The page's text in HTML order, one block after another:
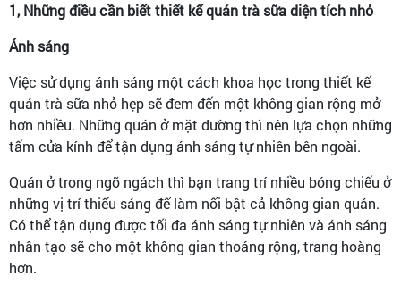
1, Những điều cần biết thiết kế quán trà sữa diện tích nhỏ
Ánh sáng
Việc sử dụng ánh sáng một cách khoa học trong thiết kế
quán trà sữa nhỏ hẹp sẽ đem đến một không gian rộng mở
hơn nhiều. Những quán ở mặt đường thì nên lựa chọn những
tấm cửa kính để tận dụng ánh sáng tự nhiên bên ngoài.
Quán ở trong ngõ ngách thì bạn trang trí nhiều bóng chiếu ở
những vị trí thiếu sáng để làm nổi bật cả không gian quán.
Có thể tận dụng được tối đa ánh sáng tự nhiên và ánh sáng
nhân tạo sẽ cho một không gian thoáng rộng, trang hoàng
hơn.